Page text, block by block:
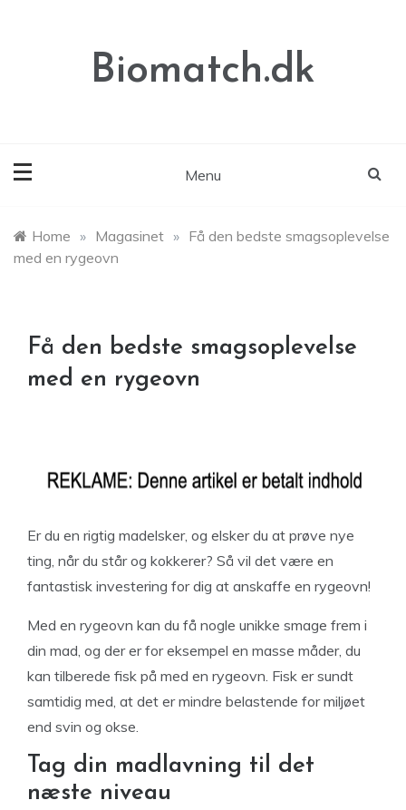
Biomatch.dk
Menu
Home » Magasinet » Få den bedste smagsoplevelse
med en rygeovn
Få den bedste smagsoplevelse
med en rygeovn
Er du en rigtig madelsker, og elsker du at prøve nye
ting, når du står og kokkerer? Så vil det være en
fantastisk investering for dig at anskaffe en rygeovn!
Med en rygeovn kan du få nogle unikke smage frem i
din mad, og der er for eksempel en masse måder, du
kan tilberede fisk på med en rygeovn. Fisk er sundt
samtidig med, at det er mindre belastende for miljøet
end svin og okse.
Tag din madlavning til det
næste niveau